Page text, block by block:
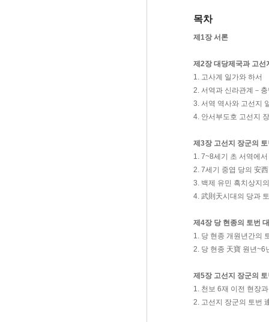
목차
제1장 서론
제2장 대당제국과 고선
1. 고사계 일가와 하서
2. 서역과 신라관계－
3. 서역 역사와 고선지
4. 안서부도호 고선지
제3장 고선지 장군의
1. 7~8세기 초 서역에
2. 7세기 중엽 당의 安
3. 백제 유민 흑치상지
4. 武則天시대의 당과
제4장 당 현종의 토번
1. 당 현종 개원년간의
2. 당 현종 天寶 원년
제5장 고선지 장군의
1. 천보 6재 이전 현장
2. 고선지 장군의 토번